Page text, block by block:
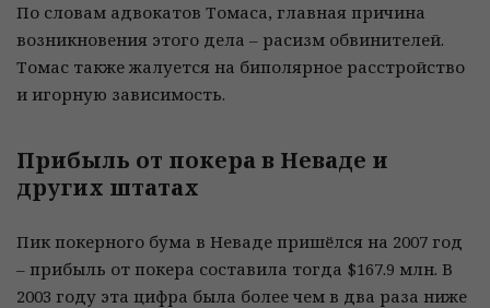
По словам адвокатов Томаса, главная причина
возникновения этого дела – расизм обвинителей.
Томас также жалуется на биполярное расстройство
и игорную зависимость.
Прибыль от покера в Неваде и
других штатах
Пик покерного бума в Неваде пришёлся на 2007 год
– прибыль от покера составила тогда $167.9 млн. В
2003 году эта цифра была более чем в два раза ниже